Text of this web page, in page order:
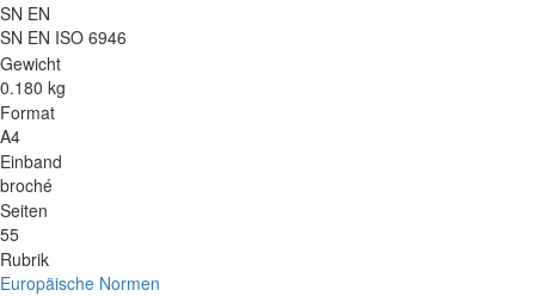
SN EN
SN EN ISO 6946
Gewicht
0.180 kg
Format
A4
Einband
broché
Seiten
55
Rubrik
Europäische Normen